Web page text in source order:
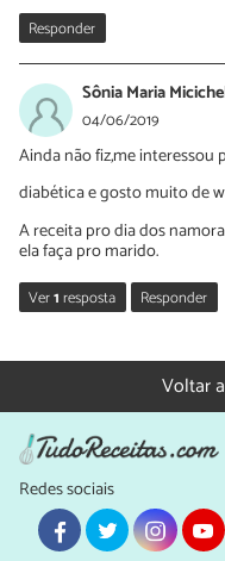
Responder
Sônia Maria
04/06/2019
Ainda não fiz,me interessou
diabética e gosto muito de
A receita pro dia dos
ela faça pro marido.
Ver1resposta Responder
04/06/2019
Oi Sônia, que bom que
sem açúcar! 🙂 Confira
diabéticos:https://
Voltar
Redes sociais